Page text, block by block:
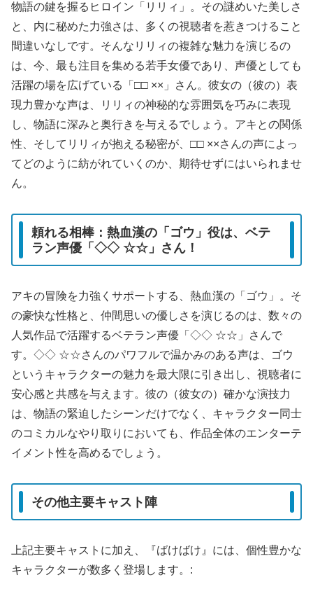
物語の鍵を握るヒロイン「リリィ」。その謎めいた美しさ
と、内に秘めた力強さは、多くの視聴者を惹きつけること
間違いなしです。そんなリリィの複雑な魅力を演じるの
は、今、最も注目を集める若手女優であり、声優としても
活躍の場を広げている「□□ ××」さん。彼女の（彼の）表
現力豊かな声は、リリィの神秘的な雰囲気を巧みに表現
し、物語に深みと奥行きを与えるでしょう。アキとの関係
性、そしてリリィが抱える秘密が、□□ ××さんの声によっ
てどのように紡がれていくのか、期待せずにはいられませ
ん。
頼れる相棒：熱血漢の「ゴウ」役は、ベテ
ラン声優「◇◇ ☆☆」さん！
アキの冒険を力強くサポートする、熱血漢の「ゴウ」。そ
の豪快な性格と、仲間思いの優しさを演じるのは、数々の
人気作品で活躍するベテラン声優「◇◇ ☆☆」さんで
す。◇◇ ☆☆さんのパワフルで温かみのある声は、ゴウ
というキャラクターの魅力を最大限に引き出し、視聴者に
安心感と共感を与えます。彼の（彼女の）確かな演技力
は、物語の緊迫したシーンだけでなく、キャラクター同士
のコミカルなやり取りにおいても、作品全体のエンターテ
イメント性を高めるでしょう。
その他主要キャスト陣
上記主要キャストに加え、『ばけばけ』には、個性豊かな
キャラクターが数多く登場します。: